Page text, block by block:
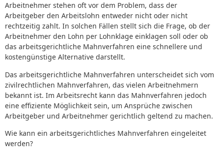
Arbeitnehmer stehen oft vor dem Problem, dass der
Arbeitgeber den Arbeitslohn entweder nicht oder nicht
rechtzeitig zahlt. In solchen Fällen stellt sich die Frage, ob der
Arbeitnehmer den Lohn per Lohnklage einklagen soll oder ob
das arbeitsgerichtliche Mahnverfahren eine schnellere und
kostengünstige Alternative darstellt.
Das arbeitsgerichtliche Mahnverfahren unterscheidet sich vom
zivilrechtlichen Mahnverfahren, das vielen Arbeitnehmern
bekannt ist. Im Arbeitsrecht kann das Mahnverfahren jedoch
eine effiziente Möglichkeit sein, um Ansprüche zwischen
Arbeitgeber und Arbeitnehmer gerichtlich geltend zu machen.
Wie kann ein arbeitsgerichtliches Mahnverfahren eingeleitet
werden?